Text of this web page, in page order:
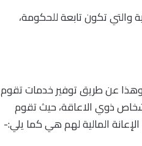
والتي تكون تابعة للحكومة،
عن طريق توفير خدمات تقوم
ذوي الاعاقة، حيث تقوم
الإعانة المالية لهم هي كما يلي:-